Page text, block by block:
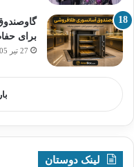
برای
27 تیر 1405
لینک دوستان